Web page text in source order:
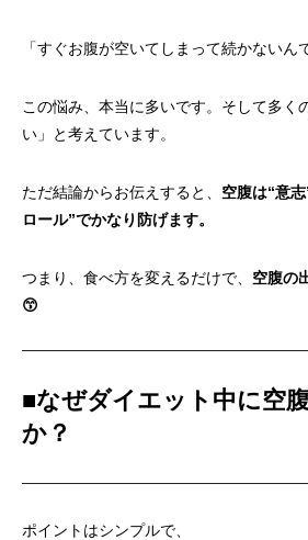
「すぐお腹が空いてしまって続かないん
この悩み、本当に多いです。そして多く
い」と考えています。
ただ結論からお伝えすると、 空腹は“意
ロール”でかなり防げます。
つまり、食べ方を変えるだけで、 空腹の
😙
■なぜダイエット中に空
か？
ポイントはシンプルで、